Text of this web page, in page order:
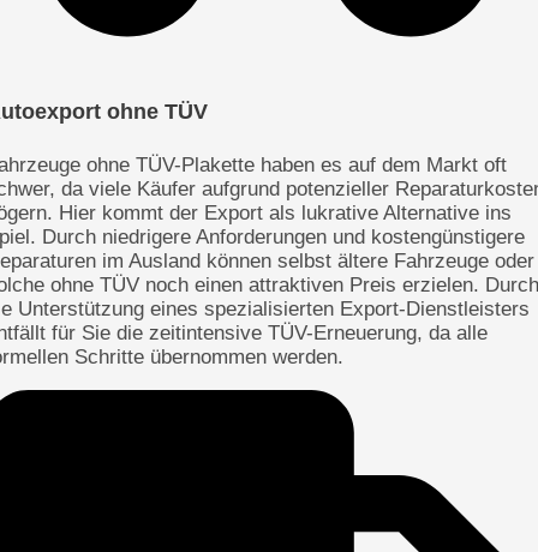
ohne TÜV
ohne TÜV-Plakette haben es auf dem Markt oft
da viele Käufer aufgrund potenzieller
Hier kommt der Export als lukrative Alternative ins
Durch niedrigere Anforderungen und kostengünstigere
im Ausland können selbst ältere Fahrzeuge oder
ohne TÜV noch einen attraktiven Preis erzielen. Durch
Unterstützung eines spezialisierten Export-Dienstleisters
für Sie die zeitintensive TÜV-Erneuerung, da alle
Schritte übernommen werden.